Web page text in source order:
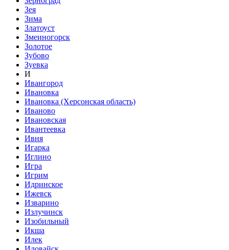
Зея
Зима
Златоуст
Змеиногорск
Золотое
Зубово
Зуевка
И
Ивангород
Ивановка
Ивановка (Херсонская область)
Иваново
Ивановская
Ивантеевка
Ивня
Игарка
Иглино
Игра
Игрим
Идринское
Ижевск
Изварино
Излучинск
Изобильный
Икша
Илек